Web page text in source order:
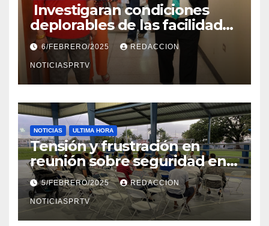
Investigaran condiciones
deplorables de las facilidades
el Departamento de la Salud
en Mayagüez
6/FEBRERO/2025 REDACCION
NOTICIASPRTV
NOTICIAS ULTIMA HORA
Tensión y frustración en
reunión sobre seguridad en
Reparto Metropolitano
5/FEBRERO/2025 REDACCION
NOTICIASPRTV